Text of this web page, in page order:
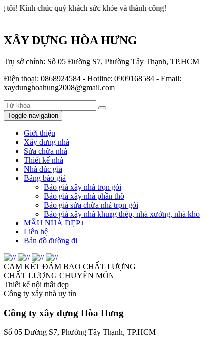
chúc quý khách sức khỏe và thành công!
XÂY DỰNG HÒA HƯNG
Trụ sở chính: Số 05 Đường S7, Phường Tây Thạnh, TP.HCM
Điện thoại: 0868924584 - Hotline: 0909168584 - Email:
xaydunghoahung2008@gmail.com
Toggle navigation
Giới thiệu
Xây dưng nhà
Sửa chữa nhà
Thiết kế nhà
Nhà đúc giả
Bảng báo giá
Báo giá xây nhà trọn gói
Báo giá xây nhà phần thô
Báo giá sửa chữa nhà trọn gói
Báo giá xây nhà khung thép, nhà xưởng, nhà kho
MẪU NHÀ ĐẸP+
Liên hệ
Bản đồ đường đi
CAM KẾT ĐẢM BẢO CHẤT LƯỢNG
CHẤT LƯỢNG CHUYÊN MÔN
Thiết kế nội thất đẹp
Công ty xây nhà uy tín
Công ty xây dựng Hòa Hưng
Số 05 Đường S7, Phường Tây Thạnh, TP.HCM